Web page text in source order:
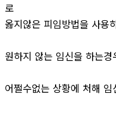
로
옳지않은 피임방법을 사용
원하지 않는 임신을 하는
어쩔수없는 상황에 처해